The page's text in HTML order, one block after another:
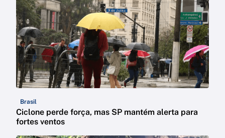
Brasil
Ciclone perde força, mas SP mantém alerta para
fortes ventos